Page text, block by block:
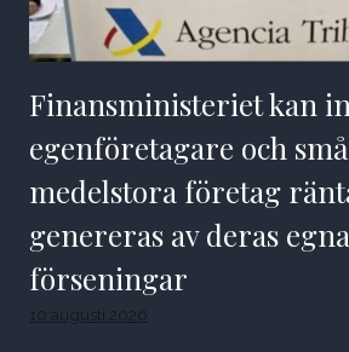
Finansministeriet kan
egenföretagare och
medelstora företag
genereras av deras egna
förseningar
10 augusti 2026